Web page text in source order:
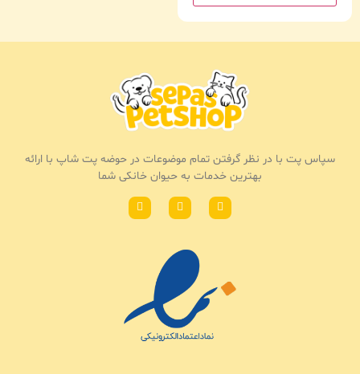
سپاس پت با در نظر گرفتن تمام موضوعات در حوضه پت شاپ با ارائه
بهترین خدمات به حیوان خانکی شما